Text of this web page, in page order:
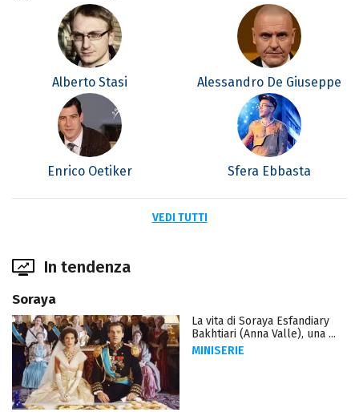
Alberto Stasi Alessandro De Giuseppe
Enrico Oetiker Sfera Ebbasta
VEDI TUTTI
In tendenza
Soraya
La vita di Soraya Esfandiary
Bakhtiari (Anna Valle), una ...
MINISERIE